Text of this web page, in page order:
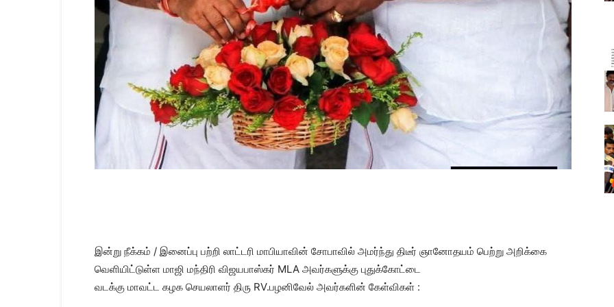
இன்று நீக்கம் / இனைப்பு பற்றி லாட்டரி மாபியாவின் சோபாவில் அமர்ந்து திடீர் ஞானோதயம் பெற்று அறிக்கை
வெளியிட்டுள்ள மாஜி மந்திரி விஜயபாஸ்கர் MLA அவர்களுக்கு புதுக்கோட்டை
வடக்கு மாவட்ட கழக செயலாளர் திரு RV.பழனிவேல் அவர்களின் கேள்விகள் :